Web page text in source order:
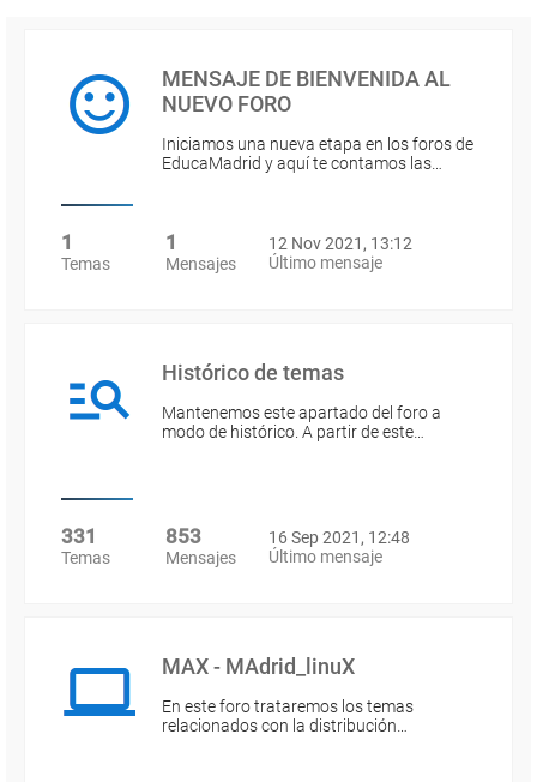
MENSAJE DE BIENVENIDA AL
NUEVO FORO
Iniciamos una nueva etapa en los foros de
EducaMadrid y aquí te contamos las…
1
Temas
1
Mensajes
12 Nov 2021, 13:12
Último mensaje
Histórico de temas
Mantenemos este apartado del foro a
modo de histórico. A partir de este…
331
Temas
853
Mensajes
16 Sep 2021, 12:48
Último mensaje
MAX - MAdrid_linuX
En este foro trataremos los temas
relacionados con la distribución…